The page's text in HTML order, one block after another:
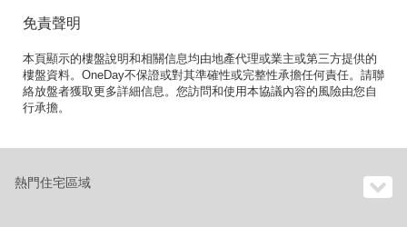
免責聲明
本頁顯示的樓盤說明和相關信息均由地產代理或業主或第三方提供的
樓盤資料。OneDay不保證或對其準確性或完整性承擔任何責任。請聯
絡放盤者獲取更多詳細信息。您訪問和使用本協議內容的風險由您自
行承擔。
熱門住宅區域